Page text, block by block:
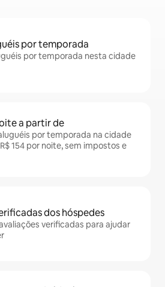
por temporada
por temporada nesta cidade
a partir de
por temporada na cidade
154 por noite, sem impostos e
dos hóspedes
verificadas para ajudar